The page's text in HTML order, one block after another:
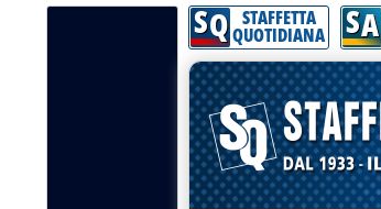
SQ STAFFETTA
QUOTIDIANA SA